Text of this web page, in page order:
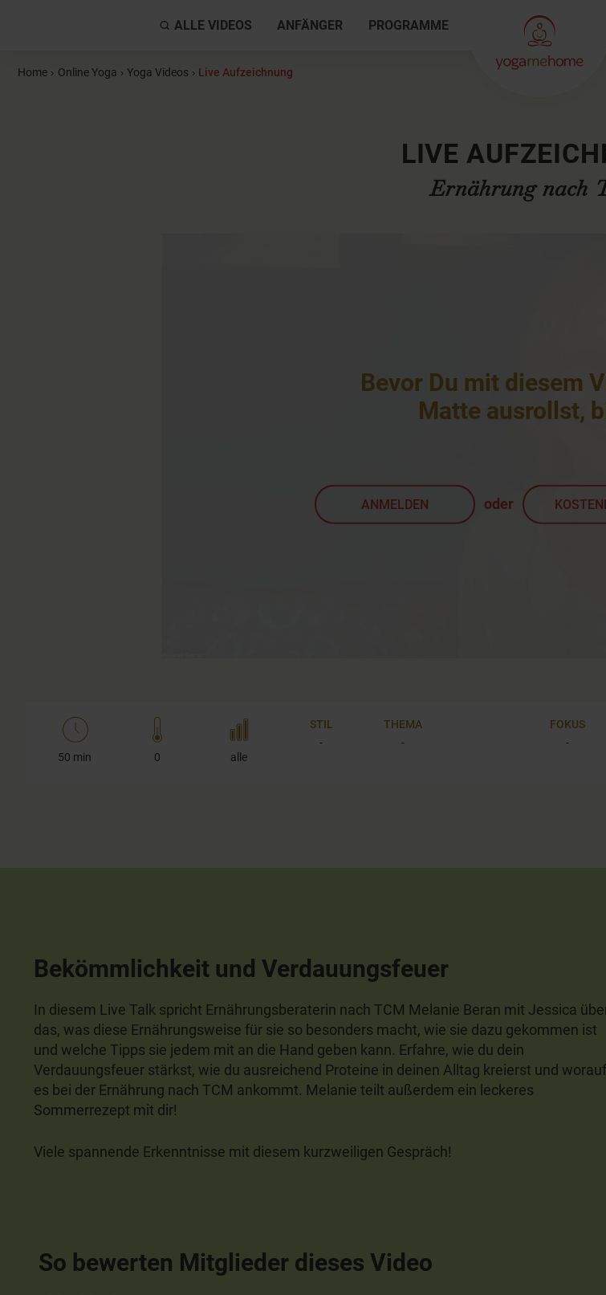
ALLE VIDEOS ANFÄNGER PROGRAMME
Home › Online Yoga › Yoga Videos › Live Aufzeichnung
LIVE
Ernährung nach
Bevor Du mit diesem
Matte ausrollst,
ANMELDEN oder
50 min 0 alle
STIL
-
THEMA
-
FOKUS
-
Bekömmlichkeit und Verdauungsfeuer
In diesem Live Talk spricht Ernährungsberaterin nach TCM Melanie Beran mit Jessica
das, was diese Ernährungsweise für sie so besonders macht, wie sie dazu gekommen ist
und welche Tipps sie jedem mit an die Hand geben kann. Erfahre, wie du dein
Verdauungsfeuer stärkst, wie du ausreichend Proteine in deinen Alltag kreierst und worauf
es bei der Ernährung nach TCM ankommt. Melanie teilt außerdem ein leckeres
Sommerrezept mit dir!
Viele spannende Erkenntnisse mit diesem kurzweiligen Gespräch!
So bewerten Mitglieder dieses Video